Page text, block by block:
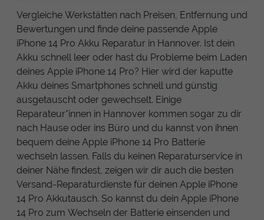
Vergleiche Werkstätten nach Preisen, Entfernung und
Bewertungen und finde deine passende Apple
iPhone 14 Pro Akku Reparatur in Hannover. Ist dein
Akku schnell leer oder hast du Probleme beim Laden
deines Apple iPhone 14 Pro? Hier wird der kaputte
Akku deines Smartphones schnell und günstig
ausgetauscht oder gewechselt. Einige
Reparateur*innen in Hannover kommen sogar zu dir
nach Hause oder ins Büro und du kannst von ihnen
bequem deine Apple iPhone 14 Pro Batterie
wechseln lassen. Falls du keinen Reparaturservice in
deiner Nähe findest, zeigen wir dir auch die besten
Versand-Reparaturdienste für deinen Apple iPhone
14 Pro Akkutausch. So kannst du dein Apple iPhone
14 Pro zum Wechseln der Batterie einsenden und